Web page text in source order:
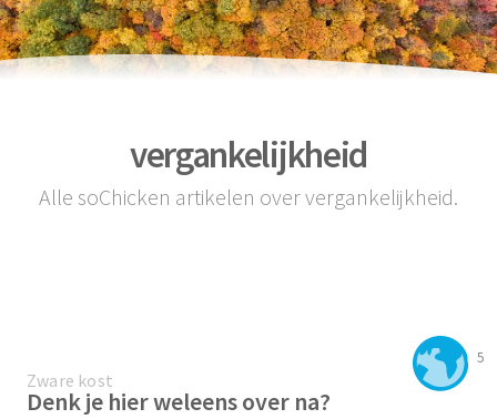
vergankelijkheid
Alle soChicken artikelen over vergankelijkheid.
5
Zware kost
Denk je hier weleens over na?